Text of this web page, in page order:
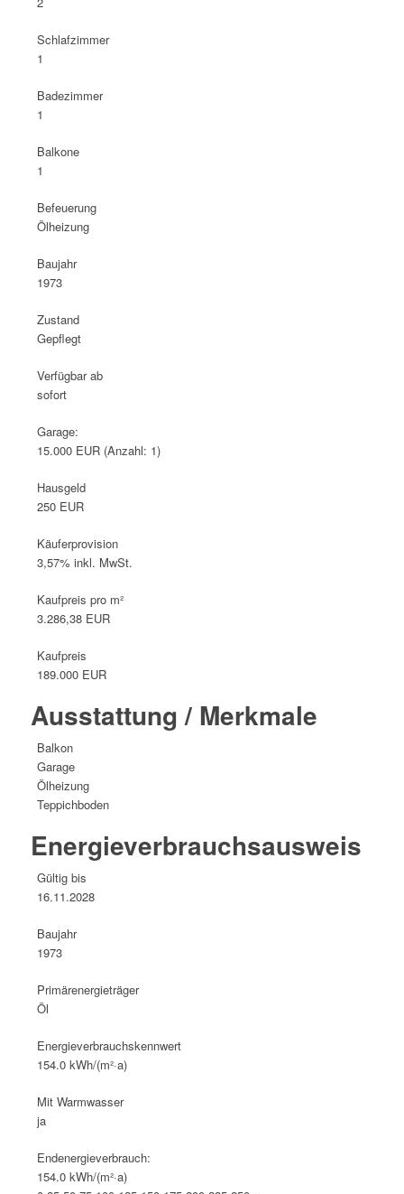
Schlafzimmer
1
Badezimmer
1
Balkone
1
Befeuerung
Ölheizung
Baujahr
1973
Zustand
Gepflegt
Verfügbar ab
sofort
Garage:
15.000 EUR (Anzahl: 1)
Hausgeld
250 EUR
Käufer­provision
3,57% inkl. MwSt.
Kaufpreis pro m²
3.286,38 EUR
Kaufpreis
189.000 EUR
Ausstattung / Merkmale
Balkon
Garage
Ölheizung
Teppichboden
Energie­verbrauchs­ausweis
Gültig bis
16.11.2028
Baujahr
1973
Primärenergieträger
Öl
Energie­verbrauchs­kennwert
154.0 kWh/(m²·a)
Mit Warmwasser
ja
Endenergieverbrauch:
154.0 kWh/(m²·a)